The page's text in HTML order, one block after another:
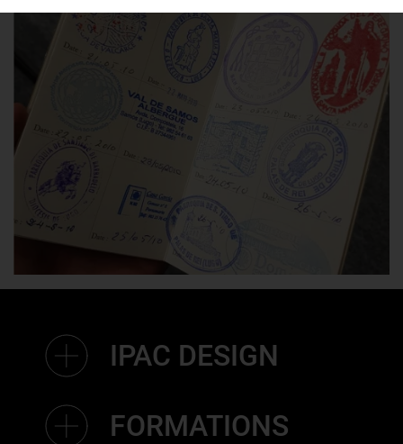
IPAC DESIGN
FORMATIONS